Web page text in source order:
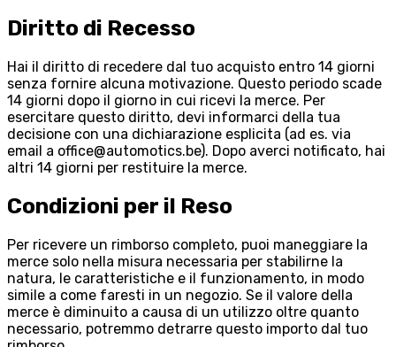
Diritto di Recesso
Hai il diritto di recedere dal tuo acquisto entro 14 giorni
senza fornire alcuna motivazione. Questo periodo scade
14 giorni dopo il giorno in cui ricevi la merce. Per
esercitare questo diritto, devi informarci della tua
decisione con una dichiarazione esplicita (ad es. via
email a office@automotics.be). Dopo averci notificato, hai
altri 14 giorni per restituire la merce.
Condizioni per il Reso
Per ricevere un rimborso completo, puoi maneggiare la
merce solo nella misura necessaria per stabilirne la
natura, le caratteristiche e il funzionamento, in modo
simile a come faresti in un negozio. Se il valore della
merce è diminuito a causa di un utilizzo oltre quanto
necessario, potremmo detrarre questo importo dal tuo